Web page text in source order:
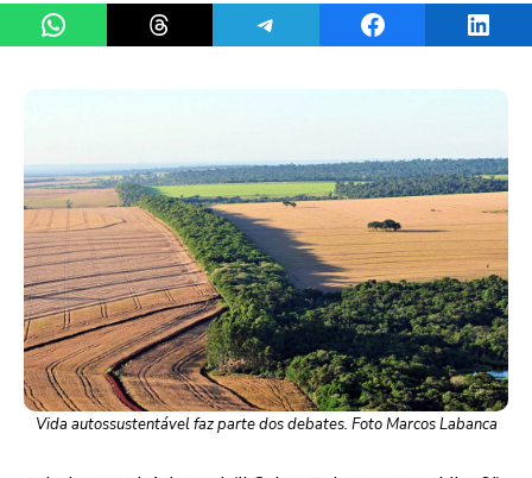
Share on WhatsAppShare on ThreadsShare on TelegramShare on Facebook
Vida autossustentável faz parte dos debates. Foto Marcos Labanca